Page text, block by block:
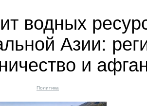
водных
Азии:
и
Политика